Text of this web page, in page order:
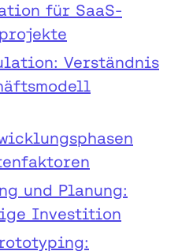
für SaaS-
Verständnis
und Planung:
Investition